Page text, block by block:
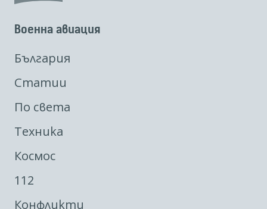
Военна авиация
България
Статии
По света
Техника
Космос
112
Конфликти